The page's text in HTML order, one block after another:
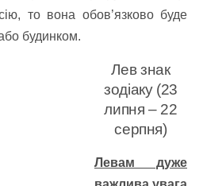
то вона обов’язково буде
будинком.
Лев знак
зодіаку (23
липня – 22
серпня)
Левам дуже